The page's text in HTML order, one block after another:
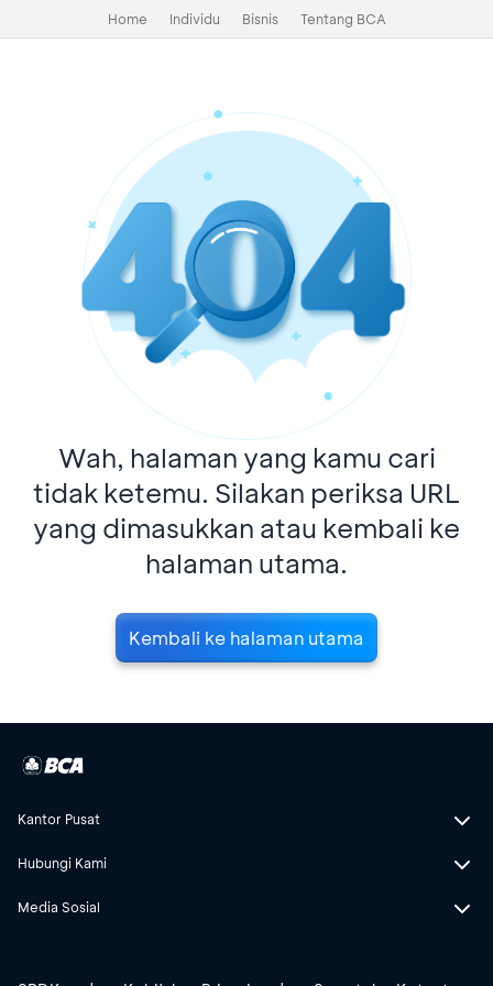
Home Individu Bisnis Tentang BCA
Wah, halaman yang kamu cari
tidak ketemu. Silakan periksa URL
yang dimasukkan atau kembali ke
halaman utama.
Kembali ke halaman utama
Kantor Pusat
Hubungi Kami
Media Sosial